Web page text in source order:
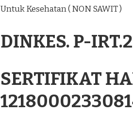
Untuk Kesehatan ( NON SAWIT )
DINKES. P-
SERTIFIKAT